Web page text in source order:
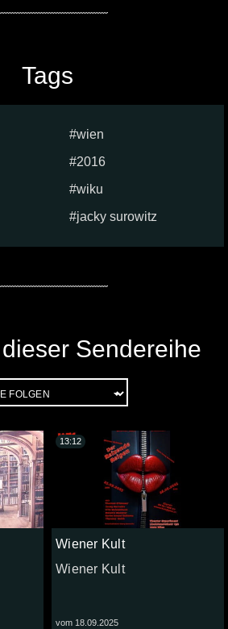
Tags
wien
2016
wiku
jacky surowitz
Sendereihe
Wiener Kult
Wiener Kult
vom 18.09.2025
13:12